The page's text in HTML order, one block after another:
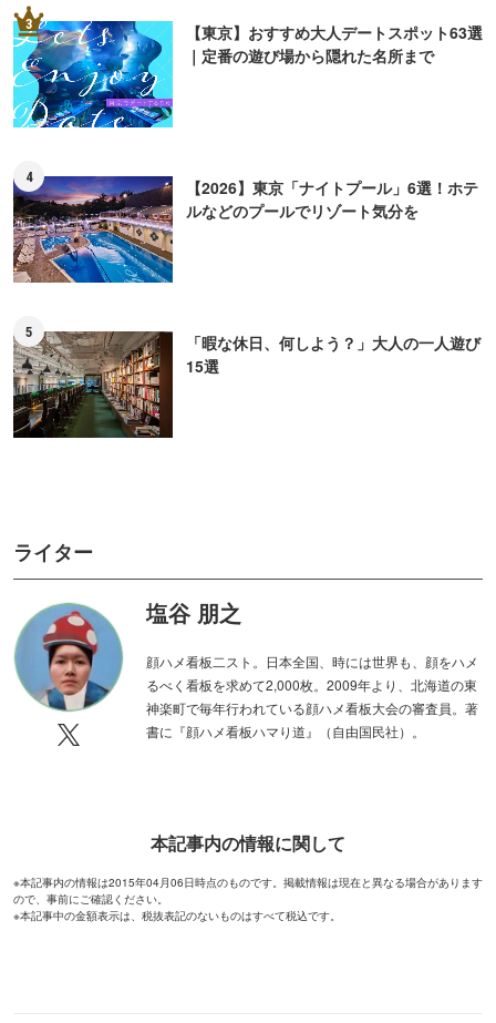
3
【東京】おすすめ大人デートスポット63選
｜定番の遊び場から隠れた名所まで
4
【2026】東京「ナイトプール」6選！ホテ
ルなどのプールでリゾート気分を
5
「暇な休日、何しよう？」大人の一人遊び
15選
ライター
塩谷 朋之
顔ハメ看板二スト。日本全国、時には世界も、顔をハメ
るべく看板を求めて2,000枚。2009年より、北海道の東
神楽町で毎年行われている顔ハメ看板大会の審査員。著
書に『顔ハメ看板ハマり道』（自由国民社）。
本記事内の情報に関して
※本記事内の情報は2015年04月06日時点のものです。掲載情報は現在と異なる場合があります
ので、事前にご確認ください。
※本記事中の金額表示は、税抜表記のないものはすべて税込です。